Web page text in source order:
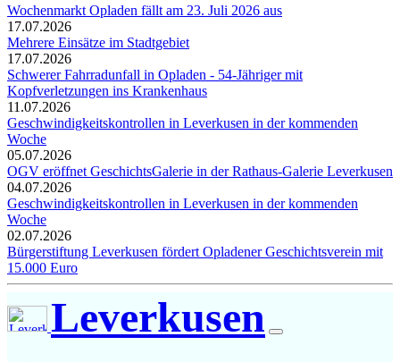
Wochenmarkt Opladen fällt am 23. Juli 2026 aus
17.07.2026
Mehrere Einsätze im Stadtgebiet
17.07.2026
Schwerer Fahrradunfall in Opladen - 54-Jähriger mit
Kopfverletzungen ins Krankenhaus
11.07.2026
Geschwindigkeitskontrollen in Leverkusen in der kommenden
Woche
05.07.2026
OGV eröffnet GeschichtsGalerie in der Rathaus-Galerie Leverkusen
04.07.2026
Geschwindigkeitskontrollen in Leverkusen in der kommenden
Woche
02.07.2026
Bürgerstiftung Leverkusen fördert Opladener Geschichtsverein mit
15.000 Euro
Leverkusen